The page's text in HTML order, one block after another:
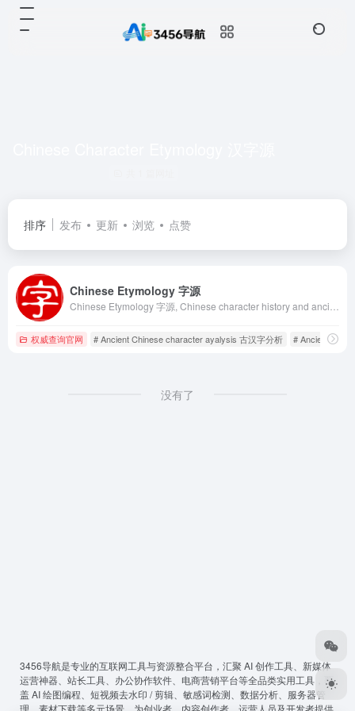
排序 发布 更新 浏览 点赞
Chinese Etymology 字源
权威查询官网 # Ancient Chinese character ayalysis 古汉字分析 # Ancient
没有了
3456导航是专业的互联网工具与资源整合平台，汇聚 AI 创作工具、新媒体
运营神器、站长工具、办公协作软件、电商营销平台等全品类实用工具，覆
盖 AI 绘图编程、短视频去水印 / 剪辑、敏感词检测、数据分析、服务器管
理、素材下载等多元场景，为创业者、内容创作者、运营人员及开发者提供